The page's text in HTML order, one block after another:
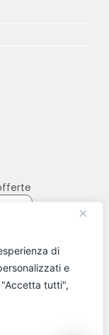
di
e
tutti",